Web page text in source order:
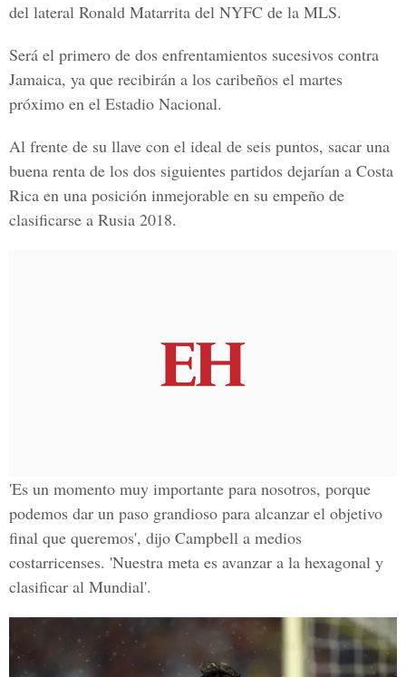
del lateral Ronald Matarrita del NYFC de la MLS.
Será el primero de dos enfrentamientos sucesivos contra
Jamaica, ya que recibirán a los caribeños el martes
próximo en el Estadio Nacional.
Al frente de su llave con el ideal de seis puntos, sacar una
buena renta de los dos siguientes partidos dejarían a Costa
Rica en una posición inmejorable en su empeño de
clasificarse a Rusia 2018.
'Es un momento muy importante para nosotros, porque
podemos dar un paso grandioso para alcanzar el objetivo
final que queremos', dijo Campbell a medios
costarricenses. 'Nuestra meta es avanzar a la hexagonal y
clasificar al Mundial'.